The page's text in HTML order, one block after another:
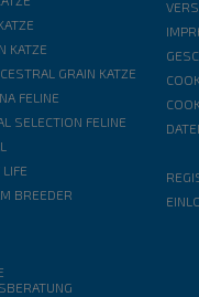
KATZE
GRAIN KATZE
FELINE
SELECTION FELINE
BREEDER